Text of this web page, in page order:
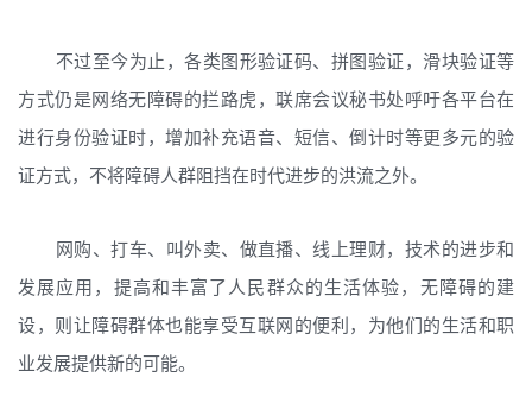
不过至今为止，各类图形验证码、拼图验证，滑块验证等
方式仍是网络无障碍的拦路虎，联席会议秘书处呼吁各平台在
进行身份验证时，增加补充语音、短信、倒计时等更多元的验
证方式，不将障碍人群阻挡在时代进步的洪流之外。
网购、打车、叫外卖、做直播、线上理财，技术的进步和
发展应用，提高和丰富了人民群众的生活体验，无障碍的建
设，则让障碍群体也能享受互联网的便利，为他们的生活和职
业发展提供新的可能。